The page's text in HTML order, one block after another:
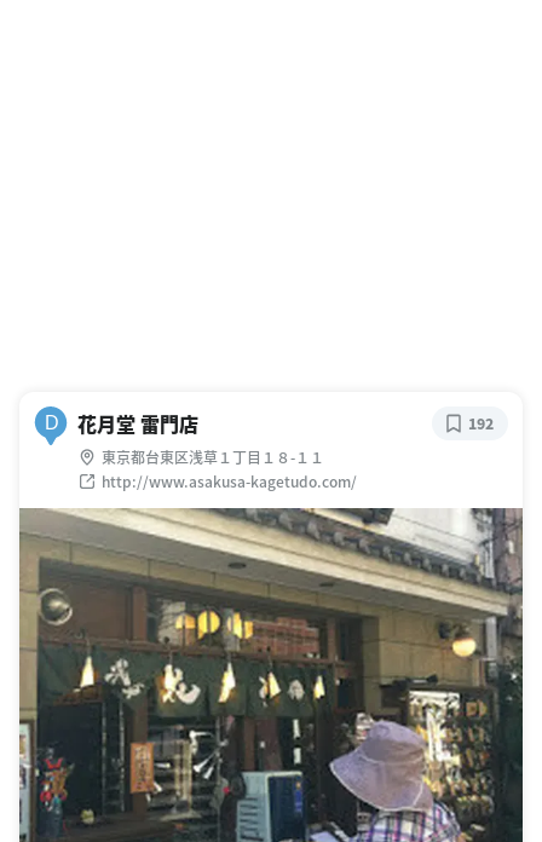
D 花月堂 雷門店
東京都台東区浅草１丁目１８-１１
http://www.asakusa-kagetudo.com/
192